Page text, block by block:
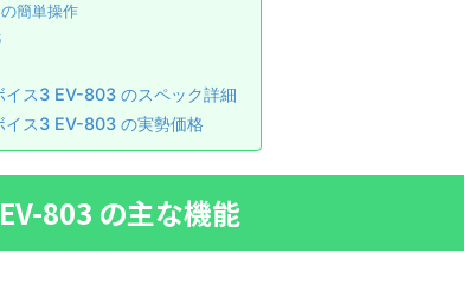
簡単操作
イス3 EV-803 のスペック詳細
イス3 EV-803 の実勢価格
803 の主な機能